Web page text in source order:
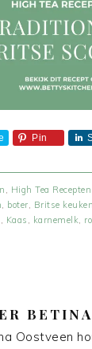
Pin
High Tea Recepten
boter Britse keuken
Kaas karnemelk
Oostveen